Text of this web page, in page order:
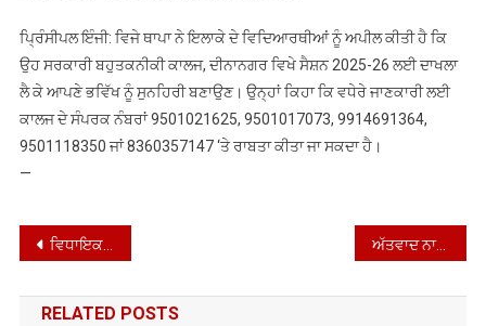
ਪ੍ਰਿੰਸੀਪਲ ਇੰਜੀ: ਵਿਜੇ ਥਾਪਾ ਨੇ ਇਲਾਕੇ ਦੇ ਵਿਦਿਆਰਥੀਆਂ ਨੂੰ ਅਪੀਲ ਕੀਤੀ ਹੈ ਕਿ
ਉਹ ਸਰਕਾਰੀ ਬਹੁਤਕਨੀਕੀ ਕਾਲਜ, ਦੀਨਾਨਗਰ ਵਿਖੇ ਸੈਸ਼ਨ 2025-26 ਲਈ ਦਾਖਲਾ
ਲੈ ਕੇ ਆਪਣੇ ਭਵਿੱਖ ਨੂੰ ਸੁਨਹਿਰੀ ਬਣਾਉਣ। ਉਨ੍ਹਾਂ ਕਿਹਾ ਕਿ ਵਧੇਰੇ ਜਾਣਕਾਰੀ ਲਈ
ਕਾਲਜ ਦੇ ਸੰਪਰਕ ਨੰਬਰਾਂ 9501021625, 9501017073, 9914691364,
9501118350 ਜਾਂ 8360357147 ‘ਤੇ ਰਾਬਤਾ ਕੀਤਾ ਜਾ ਸਕਦਾ ਹੈ।
—
Post
navigation
ਵਿਧਾਇਕ ਅਤੇ ਚੇਅਰਮੈਨ ਨਸ਼ਾ ਮੁਕਤੀ ਯਾਤਰਾਵਾਂ ਦੀ ਕਰਨਗੇ ਅਗਵਾਈ ਅੱਤਵਾਦ ਨਾਲ ਨਜਿੱਠਣ ਲਈ ਪ੍ਰਧਾਨ ਮੰਤਰੀ ਮੋਦੀ ਦਾ ਸਿਧਾਂਤ: ਆਪ੍ਰੇਸ਼ਨ ਸਿੰਦੂਰ
RELATED POSTS